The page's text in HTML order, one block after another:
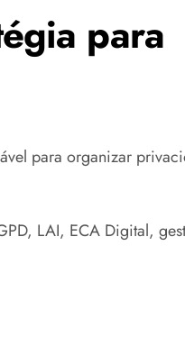
para
para organizar
LAI, ECA Digital,